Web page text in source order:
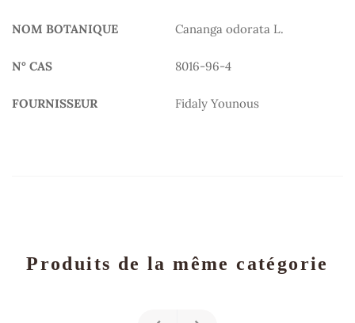
NOM BOTANIQUE Cananga odorata L.
N° CAS 8016-96-4
FOURNISSEUR Fidaly Younous
Produits de la même catégorie